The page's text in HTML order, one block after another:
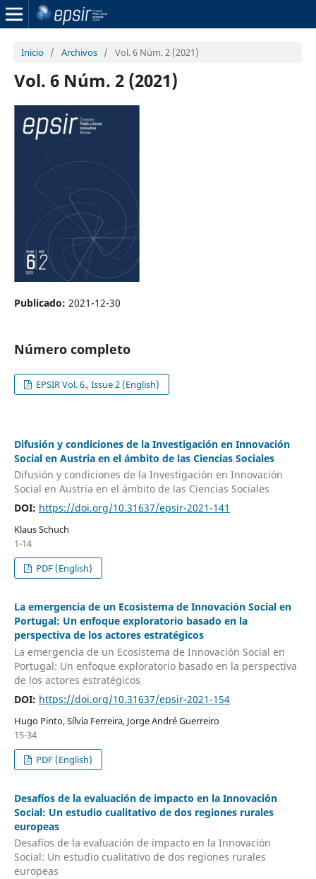
Inicio / Archivos / Vol. 6 Núm. 2 (2021)
Vol. 6 Núm. 2 (2021)
Publicado: 2021-12-30
Número completo
EPSIR Vol. 6., Issue 2 (English)
Difusión y condiciones de la Investigación en Innovación
Social en Austria en el ámbito de las Ciencias Sociales
Difusión y condiciones de la Investigación en Innovación
Social en Austria en el ámbito de las Ciencias Sociales
DOI: https://doi.org/10.31637/epsir-2021-141
Klaus Schuch
1-14
PDF (English)
La emergencia de un Ecosistema de Innovación Social en
Portugal: Un enfoque exploratorio basado en la
perspectiva de los actores estratégicos
La emergencia de un Ecosistema de Innovación Social en
Portugal: Un enfoque exploratorio basado en la perspectiva
de los actores estratégicos
DOI: https://doi.org/10.31637/epsir-2021-154
Hugo Pinto, Sílvia Ferreira, Jorge André Guerreiro
15-34
PDF (English)
Desafíos de la evaluación de impacto en la Innovación
Social: Un estudio cualitativo de dos regiones rurales
europeas
Desafíos de la evaluación de impacto en la Innovación
Social: Un estudio cualitativo de dos regiones rurales
europeas